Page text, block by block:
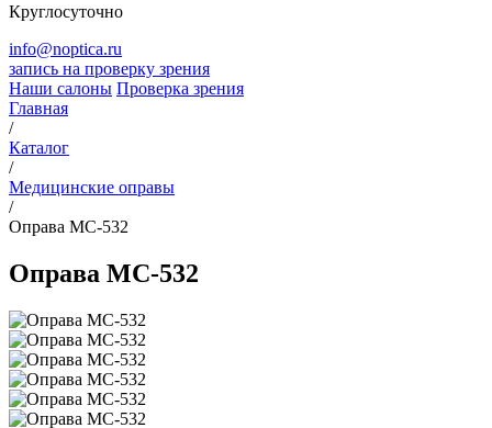
Круглосуточно
info@noptica.ru
запись на проверку зрения
Наши салоны Проверка зрения
Главная
/
Каталог
/
Медицинские оправы
/
Оправа MC-532
Оправа MC-532